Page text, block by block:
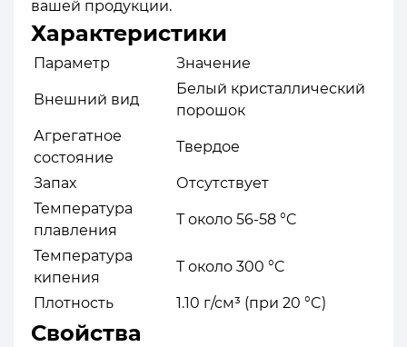
вашей продукции.
Характеристики
Параметр Значение
Внешний вид
Белый кристаллический
порошок
Агрегатное
состояние
Твердое
Запах
Отсутствует
Температура
плавления
Т около 56-58 °C
Температура
кипения
Т около 300 °C
Плотность 1.10 г/см³ (при 20 °C)
Свойства